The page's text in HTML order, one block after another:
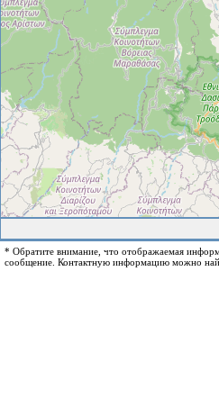
* Обратите внимание, что отображаемая
сообщение. Контактную информацию можно